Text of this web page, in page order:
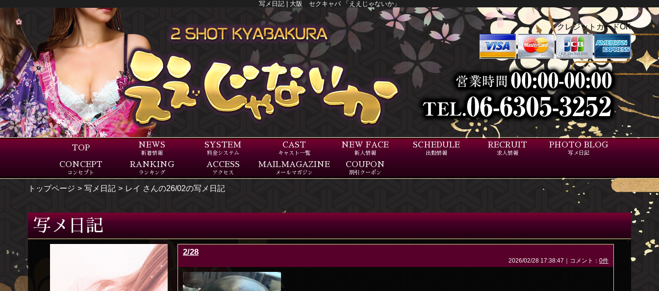
写メ日記 | 大阪 セクキャバ 「ええじゃないか」
クレジットカードOK
TOP NEWS
新着情報
SYSTEM
料金システム
CAST
キャスト一覧
NEW FACE
新人情報
SCHEDULE
出勤情報
RECRUIT
求人情報
PHOTO BLOG
写メ日記
CONCEPT
コンセプト
RANKING
ランキング
ACCESS
アクセス
MAILMAGAZINE
メールマガジン
COUPON
割引クーポン
トップページ 写メ日記 レイ さんの26/02の写メ日記
写メ日記
2/28
2026/02/28 17:38:47｜コメント： 0件